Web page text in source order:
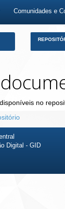
Comunidades e
no
Digital - GID